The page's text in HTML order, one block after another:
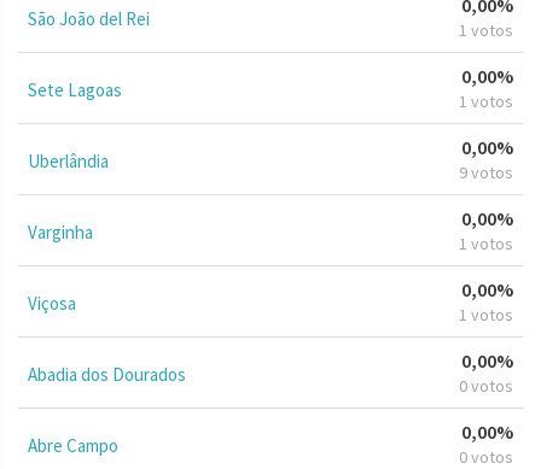
São João del Rei 1 votos
Sete Lagoas
0,00%
1 votos
Uberlândia
0,00%
9 votos
Varginha
0,00%
1 votos
Viçosa
0,00%
1 votos
Abadia dos Dourados
0,00%
0 votos
Abre Campo
0,00%
0 votos